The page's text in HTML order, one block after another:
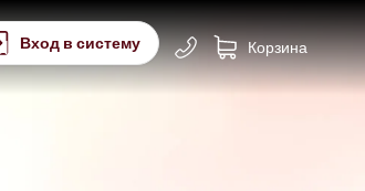
Вход в систему Корзина